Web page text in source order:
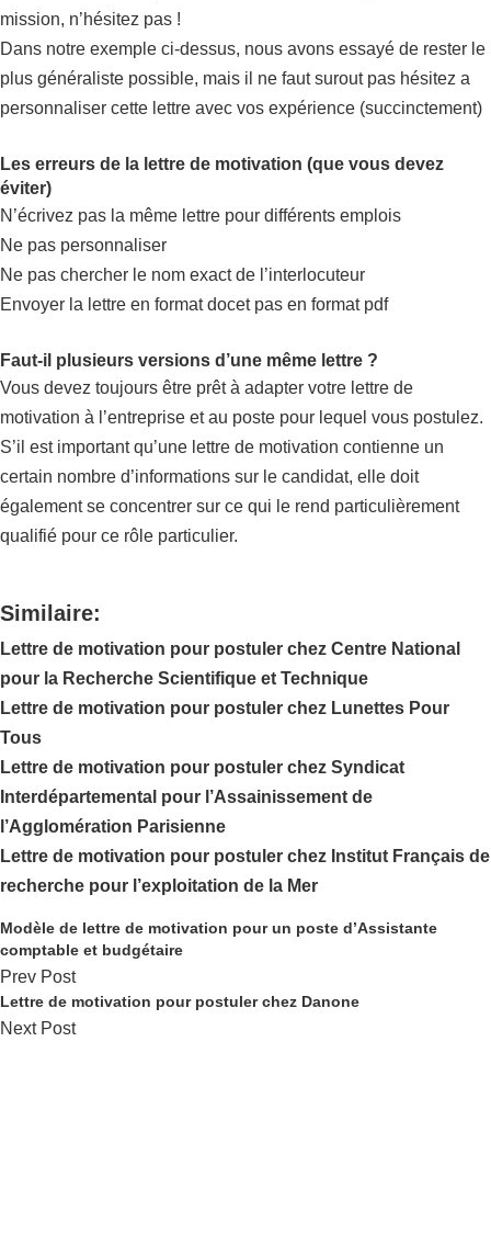
mission, n’hésitez pas !
Dans notre exemple ci-dessus, nous avons essayé de rester le
plus généraliste possible, mais il ne faut surout pas hésitez a
personnaliser cette lettre avec vos expérience (succinctement)
Les erreurs de la lettre de motivation (que vous devez
éviter)
N’écrivez pas la même lettre pour différents emplois
Ne pas personnaliser
Ne pas chercher le nom exact de l’interlocuteur
Envoyer la lettre en format docet pas en format pdf
Faut-il plusieurs versions d’une même lettre ?
Vous devez toujours être prêt à adapter votre lettre de
motivation à l’entreprise et au poste pour lequel vous postulez.
S’il est important qu’une lettre de motivation contienne un
certain nombre d’informations sur le candidat, elle doit
également se concentrer sur ce qui le rend particulièrement
qualifié pour ce rôle particulier.
Similaire:
Lettre de motivation pour postuler chez Centre National
pour la Recherche Scientifique et Technique
Lettre de motivation pour postuler chez Lunettes Pour
Tous
Lettre de motivation pour postuler chez Syndicat
Interdépartemental pour l’Assainissement de
l’Agglomération Parisienne
Lettre de motivation pour postuler chez Institut Français de
recherche pour l’exploitation de la Mer
Modèle de lettre de motivation pour un poste d’Assistante
comptable et budgétaire
Prev Post
Lettre de motivation pour postuler chez Danone
Next Post